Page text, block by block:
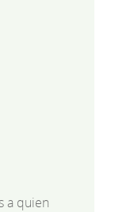
a quien